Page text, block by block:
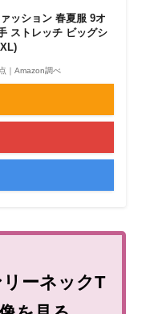
ッション 春夏服 9オ
ストレッチ ビッグシ
｜Amazon調べ
リーネックT